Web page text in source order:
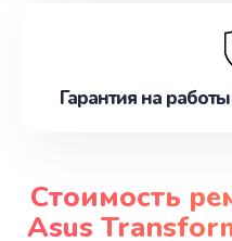
Гарантия на
Стоимость
Asus